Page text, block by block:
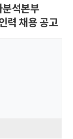
석본부
력 채용 공고